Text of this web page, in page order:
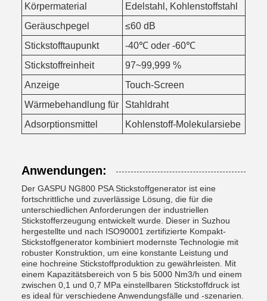
Körpermaterial
Edelstahl, Kohlenstoffstahl
Geräuschpegel
≤60 dB
Stickstofftaupunkt
-40℃ oder -60℃
Stickstoffreinheit
97~99,999 %
Anzeige
Touch-Screen
Wärmebehandlung für
Stahldraht
Adsorptionsmittel
Kohlenstoff-Molekularsiebe
Anwendungen:
Der GASPU NG800 PSA Stickstoffgenerator ist eine
fortschrittliche und zuverlässige Lösung, die für die
unterschiedlichen Anforderungen der industriellen
Stickstofferzeugung entwickelt wurde. Dieser in Suzhou
hergestellte und nach ISO90001 zertifizierte Kompakt-
Stickstoffgenerator kombiniert modernste Technologie mit
robuster Konstruktion, um eine konstante Leistung und
eine hochreine Stickstoffproduktion zu gewährleisten. Mit
einem Kapazitätsbereich von 5 bis 5000 Nm3/h und einem
zwischen 0,1 und 0,7 MPa einstellbaren Stickstoffdruck ist
es ideal für verschiedene Anwendungsfälle und -szenarien.